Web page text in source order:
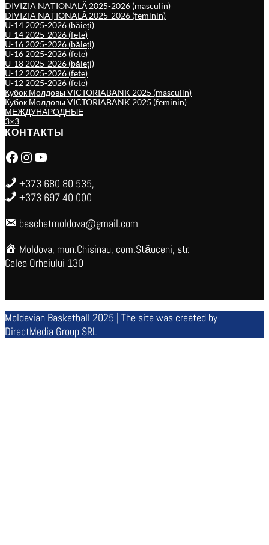
DIVIZIA NAȚIONALĂ 2025-2026 (masculin)
DIVIZIA NAȚIONALĂ 2025-2026 (feminin)
U-14 2025-2026 (băieți)
U-14 2025-2026 (fete)
U-16 2025-2026 (băieți)
U-16 2025-2026 (fete)
U-18 2025-2026 (băieți)
U-12 2025-2026 (fete)
U-12 2025-2026 (fete)
Кубок Молдовы VICTORIABANK 2025 (masculin)
Кубок Молдовы VICTORIABANK 2025 (feminin)
МЕЖДУНАРОДНЫЕ
3×3
КОНТАКТЫ
Facebook Instagram YouTube
+373 680 80 535,
+373 697 40 000
baschetmoldova@gmail.com
Moldova, mun.Chisinau, com.Stăuceni, str.
Calea Orheiului 130
Moldavian Basketball 2025 | The site was created by
DirectMedia Group SRL